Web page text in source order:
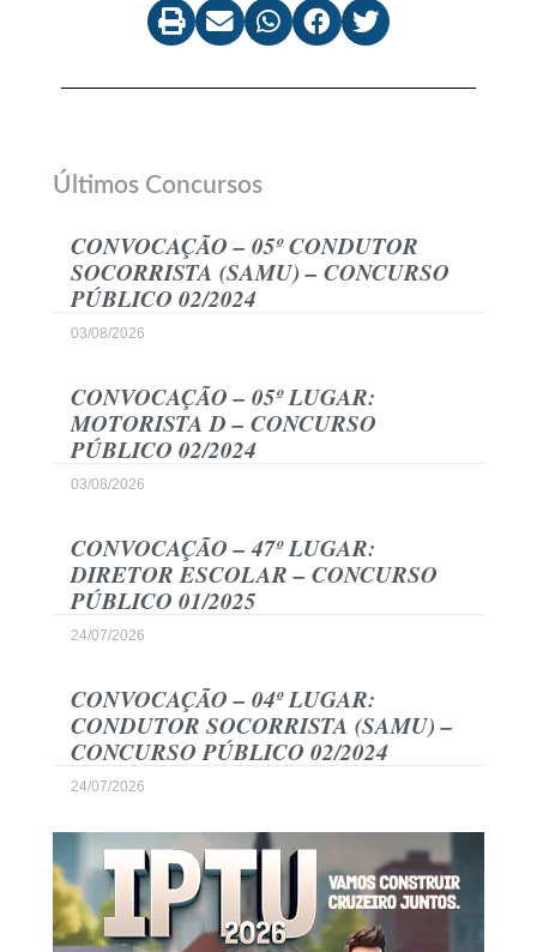
Últimos Concursos
CONVOCAÇÃO – 05º CONDUTOR
SOCORRISTA (SAMU) – CONCURSO
PÚBLICO 02/2024
03/08/2026
CONVOCAÇÃO – 05º LUGAR:
MOTORISTA D – CONCURSO
PÚBLICO 02/2024
03/08/2026
CONVOCAÇÃO – 47º LUGAR:
DIRETOR ESCOLAR – CONCURSO
PÚBLICO 01/2025
24/07/2026
CONVOCAÇÃO – 04º LUGAR:
CONDUTOR SOCORRISTA (SAMU) –
CONCURSO PÚBLICO 02/2024
24/07/2026